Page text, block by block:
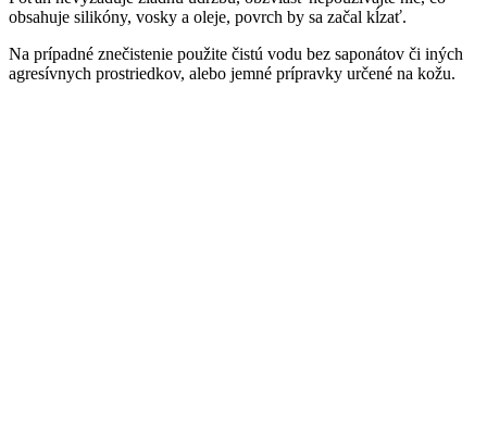
obsahuje silikóny, vosky a oleje, povrch by sa začal kĺzať.
Na prípadné znečistenie použite čistú vodu bez saponátov či iných
agresívnych prostriedkov, alebo jemné prípravky určené na kožu.